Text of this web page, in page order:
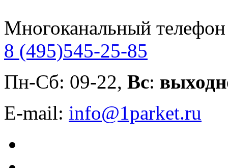
Многоканальный телефон
8 (495)545-25-85
Пн-Сб: 09-22, Вс:
E-mail: info@1parket.ru